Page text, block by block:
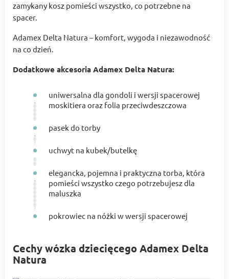
zamykany kosz pomieści wszystko, co potrzebne na
spacer.
Adamex Delta Natura – komfort, wygoda i niezawodność
na co dzień.
Dodatkowe akcesoria Adamex Delta Natura:
uniwersalna dla gondoli i wersji spacerowej
moskitiera oraz folia przeciwdeszczowa
pasek do torby
uchwyt na kubek/butelkę
elegancka, pojemna i praktyczna torba, która
pomieści wszystko czego potrzebujesz dla
maluszka
pokrowiec na nóżki w wersji spacerowej
Cechy wózka dziecięcego Adamex Delta
Natura